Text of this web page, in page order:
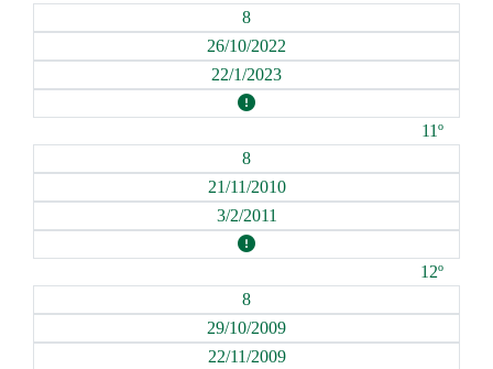
8
26/10/2022
22/1/2023
11º
8
21/11/2010
3/2/2011
12º
8
29/10/2009
22/11/2009